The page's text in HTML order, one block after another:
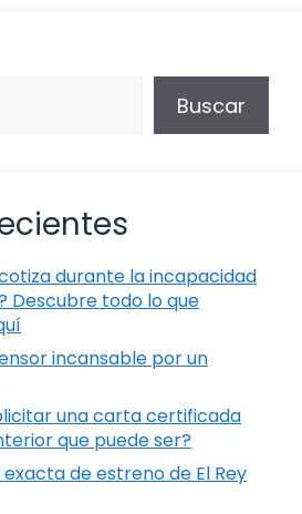
Buscar
durante la incapacidad
Descubre todo lo que
incansable por un
una carta certificada
que puede ser?
de estreno de El Rey